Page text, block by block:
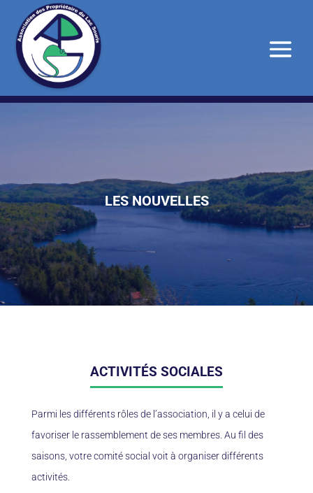
LES NOUVELLES
ACTIVITÉS SOCIALES
Parmi les différents rôles de l’association, il y a celui de
favoriser le rassemblement de ses membres. Au fil des
saisons, votre comité social voit à organiser différents
activités.